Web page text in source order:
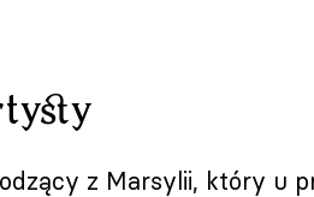
z Marsylii, który u